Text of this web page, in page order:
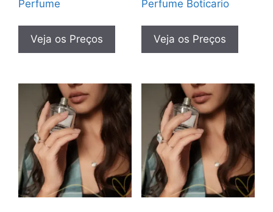
Perfume
Veja os Preços
Perfume Boticario
Veja os Preços